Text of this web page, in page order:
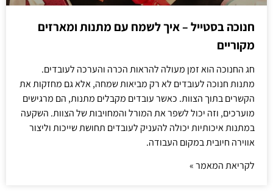
חנוכה בסטייל – איך לשמח עם מתנות ומארזים
מקוריים
חג החנוכה הוא זמן מעולה להראות הכרה והערכה לעובדים.
מתנות חנוכה לעובדים לא רק מביאות שמחה, אלא גם מחזקות את
הקשרים בתוך הצוות. כאשר עובדים מקבלים מתנות, הם מרגישים
מוערכים, וזה יכול לשפר את המורל והמחויבות של הצוות. השקעה
במתנות איכותיות יכולה להעניק לעובדים תחושת שייכות וליצור
אווירה חיובית במקום העבודה.
לקריאת המאמר »